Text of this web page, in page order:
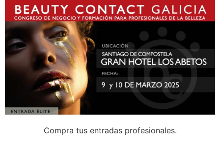
Compra tus entradas profesionales.